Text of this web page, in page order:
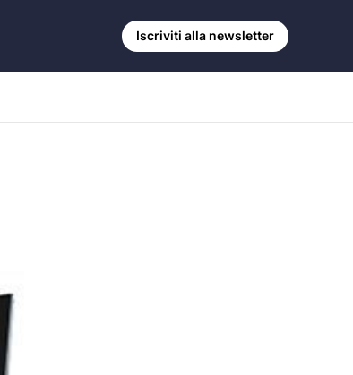
Iscriviti alla newsletter